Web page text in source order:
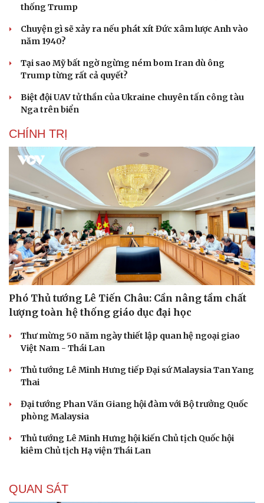
thống Trump
Chuyện gì sẽ xảy ra nếu phát xít Đức xâm lược Anh vào
năm 1940?
Tại sao Mỹ bất ngờ ngừng ném bom Iran dù ông
Trump từng rất cả quyết?
Biệt đội UAV tử thần của Ukraine chuyên tấn công tàu
Nga trên biển
CHÍNH TRỊ
Phó Thủ tướng Lê Tiến Châu: Cần nâng tầm chất
lượng toàn hệ thống giáo dục đại học
Thư mừng 50 năm ngày thiết lập quan hệ ngoại giao
Việt Nam - Thái Lan
Thủ tướng Lê Minh Hưng tiếp Đại sứ Malaysia Tan Yang
Thai
Đại tướng Phan Văn Giang hội đàm với Bộ trưởng Quốc
phòng Malaysia
Thủ tướng Lê Minh Hưng hội kiến Chủ tịch Quốc hội
kiêm Chủ tịch Hạ viện Thái Lan
QUAN SÁT